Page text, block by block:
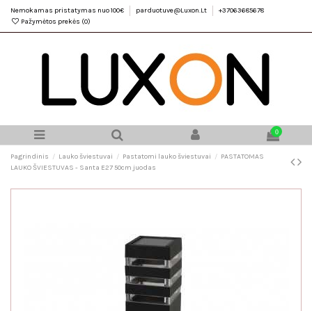
Nemokamas pristatymas nuo 100€ parduotuve@Luxon.Lt
+37063685678
Pažymėtos prekės (0)
0
Pagrindinis Lauko šviestuvai Pastatomi lauko šviestuvai
PASTATOMAS
LAUKO ŠVIESTUVAS - Santa E27 50cm juodas